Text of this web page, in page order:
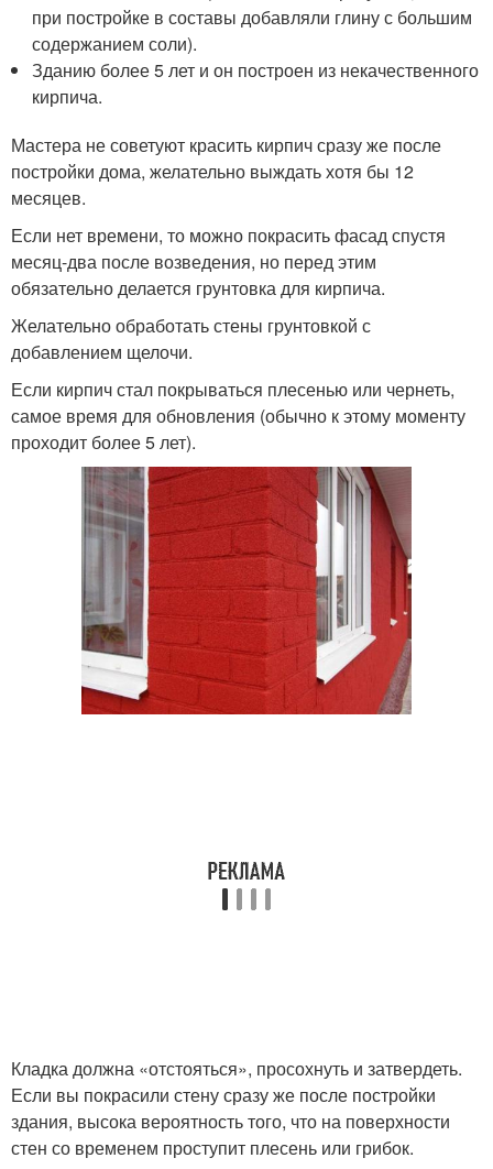
при постройке в составы добавляли глину с большим
содержанием соли).
Зданию более 5 лет и он построен из некачественного
кирпича.
Мастера не советуют красить кирпич сразу же после
постройки дома, желательно выждать хотя бы 12
месяцев.
Если нет времени, то можно покрасить фасад спустя
месяц-два после возведения, но перед этим
обязательно делается грунтовка для кирпича.
Желательно обработать стены грунтовкой с
добавлением щелочи.
Если кирпич стал покрываться плесенью или чернеть,
самое время для обновления (обычно к этому моменту
проходит более 5 лет).
Кладка должна «отстояться», просохнуть и затвердеть.
Если вы покрасили стену сразу же после постройки
здания, высока вероятность того, что на поверхности
стен со временем проступит плесень или грибок.